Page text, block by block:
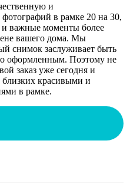
и
в рамке 20 на 30,
важные моменты более
вашего дома. Мы
снимок заслуживает быть
оформленным. Поэтому не
заказ уже сегодня и
красивыми и
в рамке.